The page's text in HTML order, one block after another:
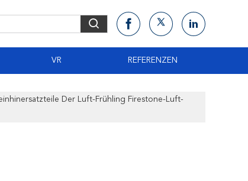
VR REFERENZEN
Der Luft-Frühling Firestone-Luft-